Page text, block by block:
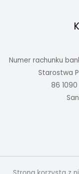
Numer rachunku
Starostwa
86